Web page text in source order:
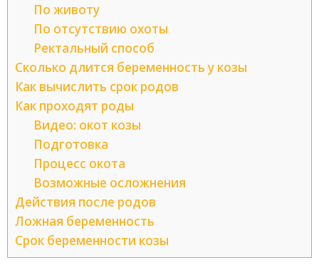
По животу
По отсутствию охоты
Ректальный способ
Сколько длится беременность у козы
Как вычислить срок родов
Как проходят роды
Видео: окот козы
Подготовка
Процесс окота
Возможные осложнения
Действия после родов
Ложная беременность
Срок беременности козы